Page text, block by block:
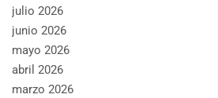
julio 2026
junio 2026
mayo 2026
abril 2026
marzo 2026